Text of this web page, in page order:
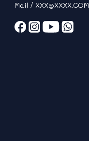
Mail / XXX@XXXX.COM